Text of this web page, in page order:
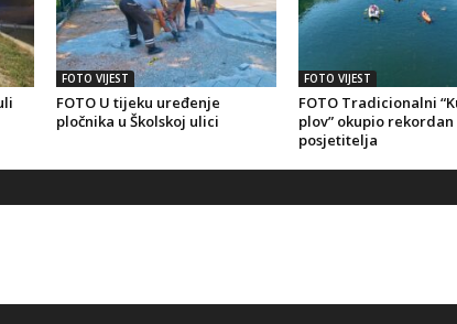
FOTO VIJEST
FOTO U tijeku uređenje
pločnika u Školskoj ulici
FOTO VIJEST
FOTO Tradicionalni
plov” okupio
posjetitelja